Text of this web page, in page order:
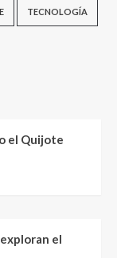
TECNOLOGÍA
el Quijote
el